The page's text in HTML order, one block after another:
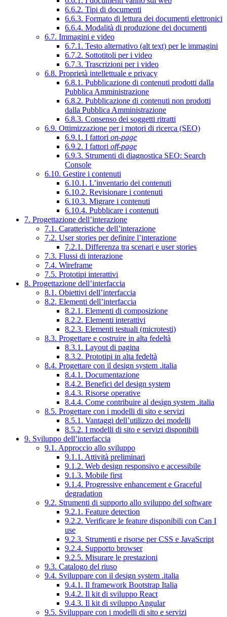
6.6.2. Tipi di documenti
6.6.3. Formato di lettura dei documenti elettronici
6.6.4. Modalità di produzione dei documenti
6.7. Immagini e video
6.7.1. Testo alternativo (alt text) per le immagini
6.7.2. Sottotitoli per i video
6.7.3. Trascrizioni per i video
6.8. Proprietà intellettuale e privacy
6.8.1. Pubblicazione di contenuti prodotti dalla
Pubblica Amministrazione
6.8.2. Pubblicazione di contenuti non prodotti
dalla Pubblica Amministrazione
6.8.3. Consenso dei soggetti ritratti
6.9. Ottimizzazione per i motori di ricerca (SEO)
6.9.1. I fattori on-page
6.9.2. I fattori off-page
6.9.3. Strumenti di diagnostica SEO: Search
Console
6.10. Gestire i contenuti
6.10.1. L’inventario dei contenuti
6.10.2. Revisionare i contenuti
6.10.3. Migrare i contenuti
6.10.4. Pubblicare i contenuti
7. Progettazione dell’interazione
7.1. Caratteristiche dell’interazione
7.2. User stories per definire l’interazione
7.2.1. Differenza tra scenari e user stories
7.3. Flussi di interazione
7.4. Wireframe
7.5. Prototipi interattivi
8. Progettazione dell’interfaccia
8.1. Obiettivi dell’interfaccia
8.2. Elementi dell’interfaccia
8.2.1. Elementi di composizione
8.2.2. Elementi interattivi
8.2.3. Elementi testuali (microtesti)
8.3. Progettare e costruire in alta fedeltà
8.3.1. Layout di pagina
8.3.2. Prototipi in alta fedeltà
8.4. Progettare con il design system .italia
8.4.1. Documentazione
8.4.2. Benefici del design system
8.4.3. Risorse operative
8.4.4. Come contribuire al design system .italia
8.5. Progettare con i modelli di sito e servizi
8.5.1. Vantaggi dell’utilizzo dei modelli
8.5.2. I modelli di sito e servizi disponibili
9. Sviluppo dell’interfaccia
9.1. Approccio allo sviluppo
9.1.1. Attività preliminari
9.1.2. Web design responsivo e accessibile
9.1.3. Mobile first
9.1.4. Progressive enhancement e Graceful
degradation
9.2. Strumenti di supporto allo sviluppo del software
9.2.1. Feature detection
9.2.2. Verificare le feature disponibili con Can I
use
9.2.3. Strumenti e risorse per CSS e JavaScript
9.2.4. Supporto browser
9.2.5. Misurare le prestazioni
9.3. Catalogo del riuso
9.4. Sviluppare con il design system .italia
9.4.1. Il framework Bootstrap Italia
9.4.2. Il kit di sviluppo React
9.4.3. Il kit di sviluppo Angular
9.5. Sviluppare con i modelli di sito e servizi